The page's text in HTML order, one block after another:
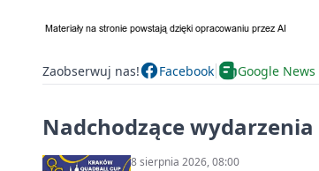
Zaobserwuj nas! Facebook Google News
Nadchodzące wydarzenia
8 sierpnia 2026, 08:00